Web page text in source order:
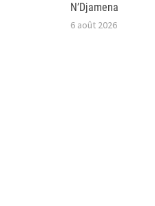
N’Djamena
6 août 2026